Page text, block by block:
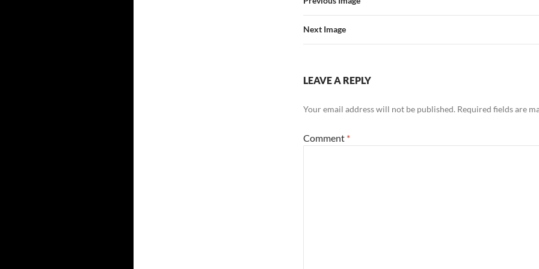
Next Image
LEAVE A REPLY
Your email address will not be published. Required fields are
Comment *